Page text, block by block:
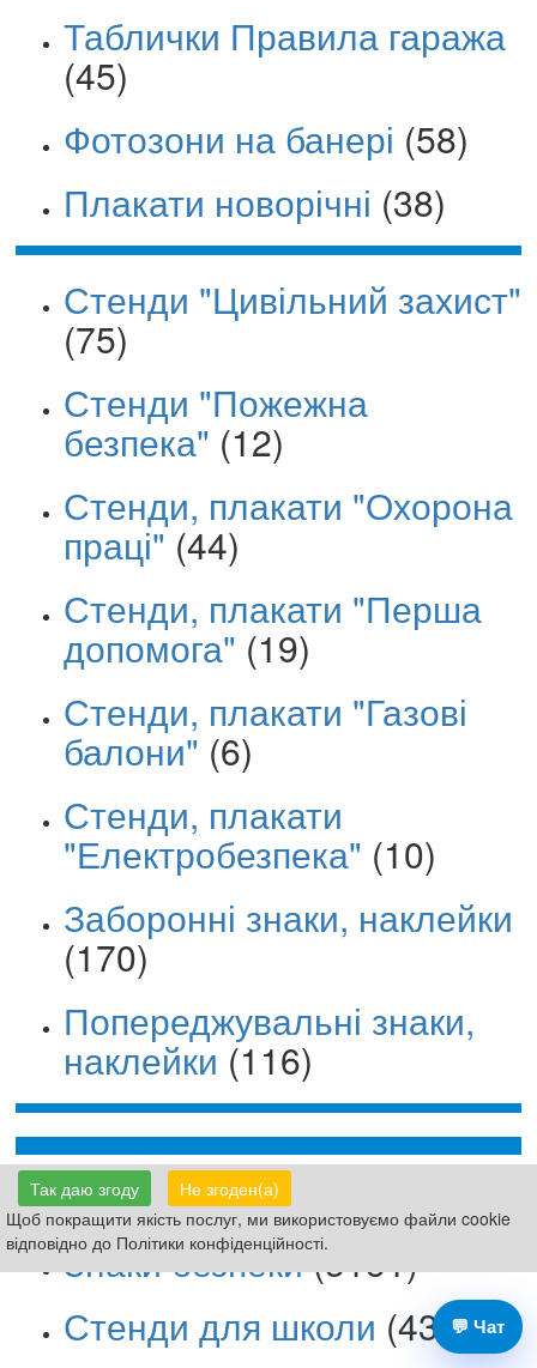
Так даю згоду
Не згоден(а)
Щоб покращити якість послуг, ми використовуємо файли cookie
відповідно до Політики конфіденційності.
Таблички Правила гаража
(45)
Фотозони на банері (58)
Плакати новорічні (38)
Стенди "Цивільний захист"
(75)
Стенди "Пожежна
безпека" (12)
Стенди, плакати "Охорона
праці" (44)
Стенди, плакати "Перша
допомога" (19)
Стенди, плакати "Газові
балони" (6)
Стенди, плакати
"Електробезпека" (10)
Заборонні знаки, наклейки
(170)
Попереджувальні знаки,
наклейки (116)
Таблички Вивіски
Знаки безпеки(3151)
Стенди для школи (4399)
💬 Чат